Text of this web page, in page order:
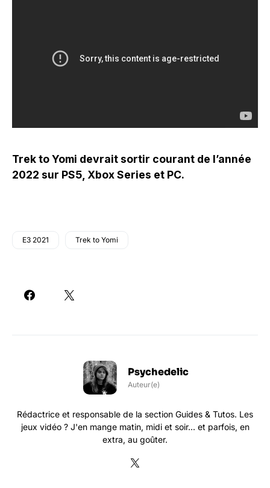
Trek to Yomi devrait sortir courant de l’année
2022 sur PS5, Xbox Series et PC.
E3 2021 Trek to Yomi
Psychedelic
Auteur(e)
Rédactrice et responsable de la section Guides & Tutos. Les
jeux vidéo ? J'en mange matin, midi et soir... et parfois, en
extra, au goûter.